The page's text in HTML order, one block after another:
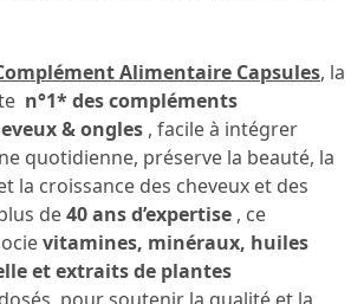
Alimentaire Capsules, la
n°1* des compléments
& ongles , facile à intégrer
quotidienne, préserve la beauté, la
la croissance des cheveux et des
de40 ans d’expertise , ce
vitamines, minéraux, huiles
et extraits de plantes